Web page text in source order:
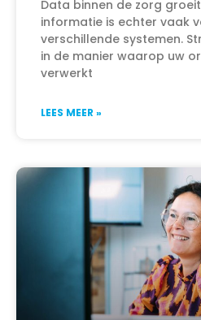
Data binnen de zorg
informatie is echter vaak
verschillende systemen.
in de manier waarop uw
verwerkt
LEES MEER »